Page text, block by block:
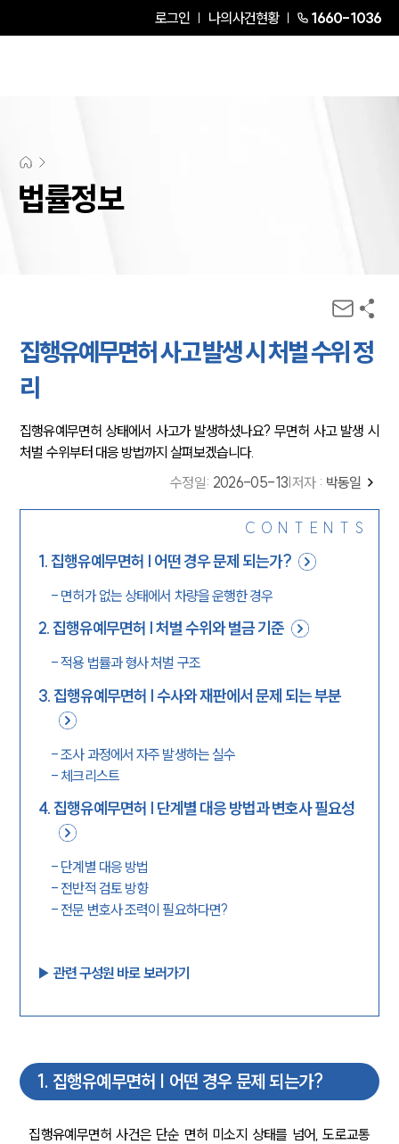
로그인 나의사건현황 1660-1036
법률정보
집행유예무면허 사고 발생 시 처벌 수위 정
리
집행유예무면허 상태에서 사고가 발생하셨나요? 무면허 사고 발생 시
처벌 수위부터 대응 방법까지 살펴보겠습니다.
수정일: 2026-05-13 저자 : 박동일
CONTENTS
1. 집행유예무면허 | 어떤 경우 문제 되는가?
- 면허가 없는 상태에서 차량을 운행한 경우
2. 집행유예무면허 | 처벌 수위와 벌금 기준
-적용 법률과 형사 처벌 구조
3. 집행유예무면허 | 수사와 재판에서 문제 되는 부분
-조사 과정에서 자주 발생하는 실수
- 체크리스트
4. 집행유예무면허 | 단계별 대응 방법과 변호사 필요성
- 단계별 대응 방법
- 전반적 검토 방향
- 전문 변호사 조력이 필요하다면?
▶︎ 관련 구성원 바로 보러가기
1. 집행유예무면허 | 어떤 경우 문제 되는가?
집행유예무면허 사건은 단순 면허 미소지 상태를 넘어, 도로교통